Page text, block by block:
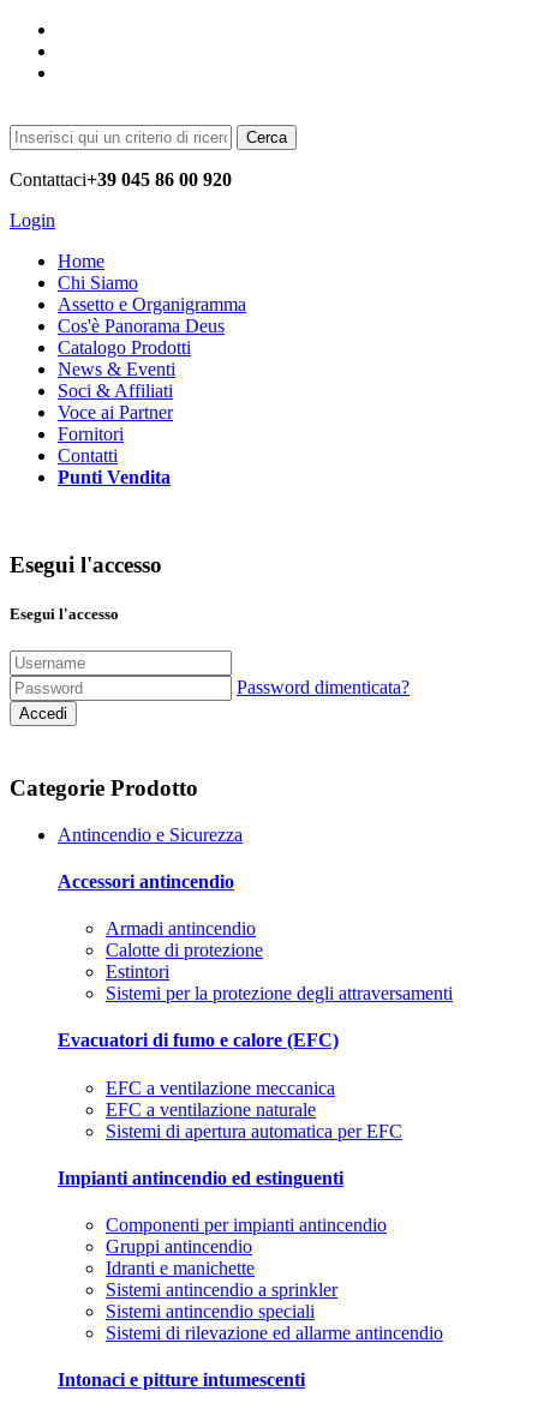
Cerca
Contattaci+39 045 86 00 920
Login
Home
Chi Siamo
Assetto e Organigramma
Cos'è Panorama Deus
Catalogo Prodotti
News & Eventi
Soci & Affiliati
Voce ai Partner
Fornitori
Contatti
Punti Vendita
Esegui l'accesso
Esegui l'accesso
Password dimenticata?
Accedi
Categorie Prodotto
Antincendio e Sicurezza
Accessori antincendio
Armadi antincendio
Calotte di protezione
Estintori
Sistemi per la protezione degli attraversamenti
Evacuatori di fumo e calore (EFC)
EFC a ventilazione meccanica
EFC a ventilazione naturale
Sistemi di apertura automatica per EFC
Impianti antincendio ed estinguenti
Componenti per impianti antincendio
Gruppi antincendio
Idranti e manichette
Sistemi antincendio a sprinkler
Sistemi antincendio speciali
Sistemi di rilevazione ed allarme antincendio
Intonaci e pitture intumescenti